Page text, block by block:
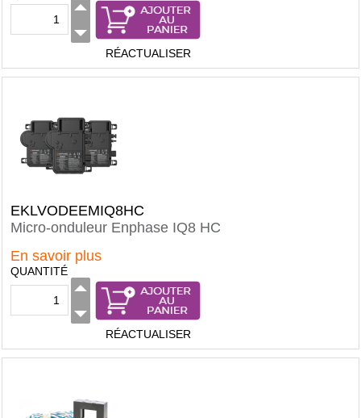
RÉACTUALISER
EKLVODEEMIQ8HC
Micro-onduleur Enphase IQ8 HC
En savoir plus
QUANTITÉ
RÉACTUALISER